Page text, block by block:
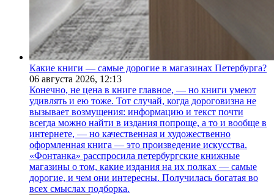
Какие книги — самые дорогие в магазинах Петербурга?
06 августа 2026, 12:13
Конечно, не цена в книге главное, — но книги умеют
удивлять и ею тоже. Тот случай, когда дороговизна не
вызывает возмущения: информацию и текст почти
всегда можно найти в издания попроще, а то и вообще в
интернете, — но качественная и художественно
оформленная книга — это произведение искусства.
«Фонтанка» расспросила петербургские книжные
магазины о том, какие издания на их полках — самые
дорогие, и чем они интересны. Получилась богатая во
всех смыслах подборка.